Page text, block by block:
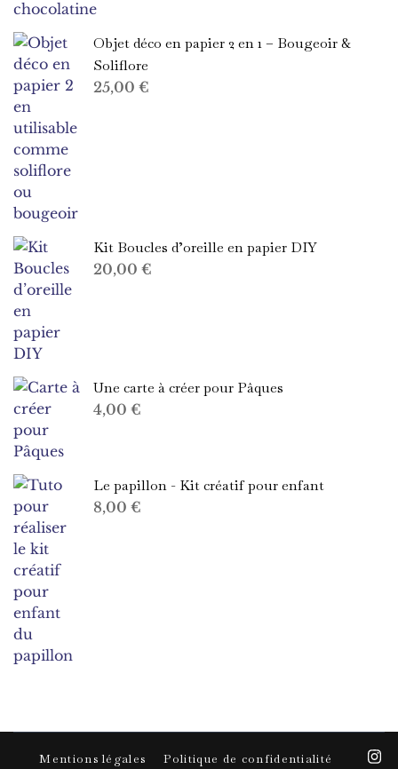
Objet déco en papier 2 en 1 – Bougeoir &
Soliflore
25,00 €
Kit Boucles d’oreille en papier DIY
20,00 €
Une carte à créer pour Pâques
4,00 €
Le papillon - Kit créatif pour enfant
8,00 €
Mentions légales Politique de confidentialité